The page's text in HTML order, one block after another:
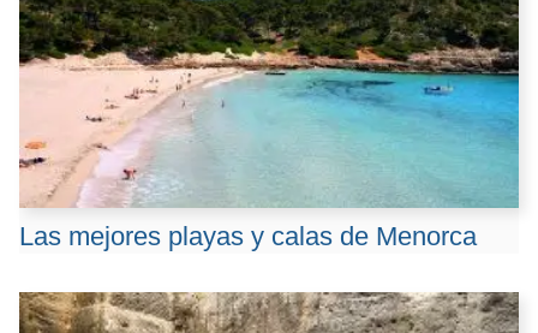
Las mejores playas y calas de Menorca